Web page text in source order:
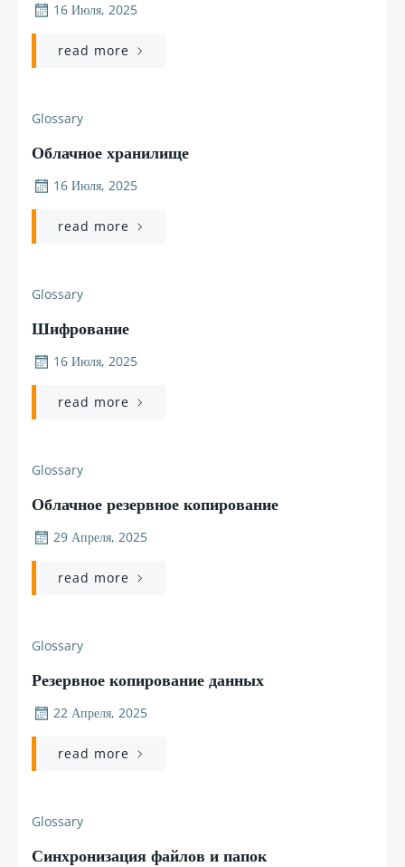
16 Июля, 2025
read more
Glossary
Облачное хранилище
16 Июля, 2025
read more
Glossary
Шифрование
16 Июля, 2025
read more
Glossary
Облачное резервное копирование
29 Апреля, 2025
read more
Glossary
Резервное копирование данных
22 Апреля, 2025
read more
Glossary
Синхронизация файлов и папок